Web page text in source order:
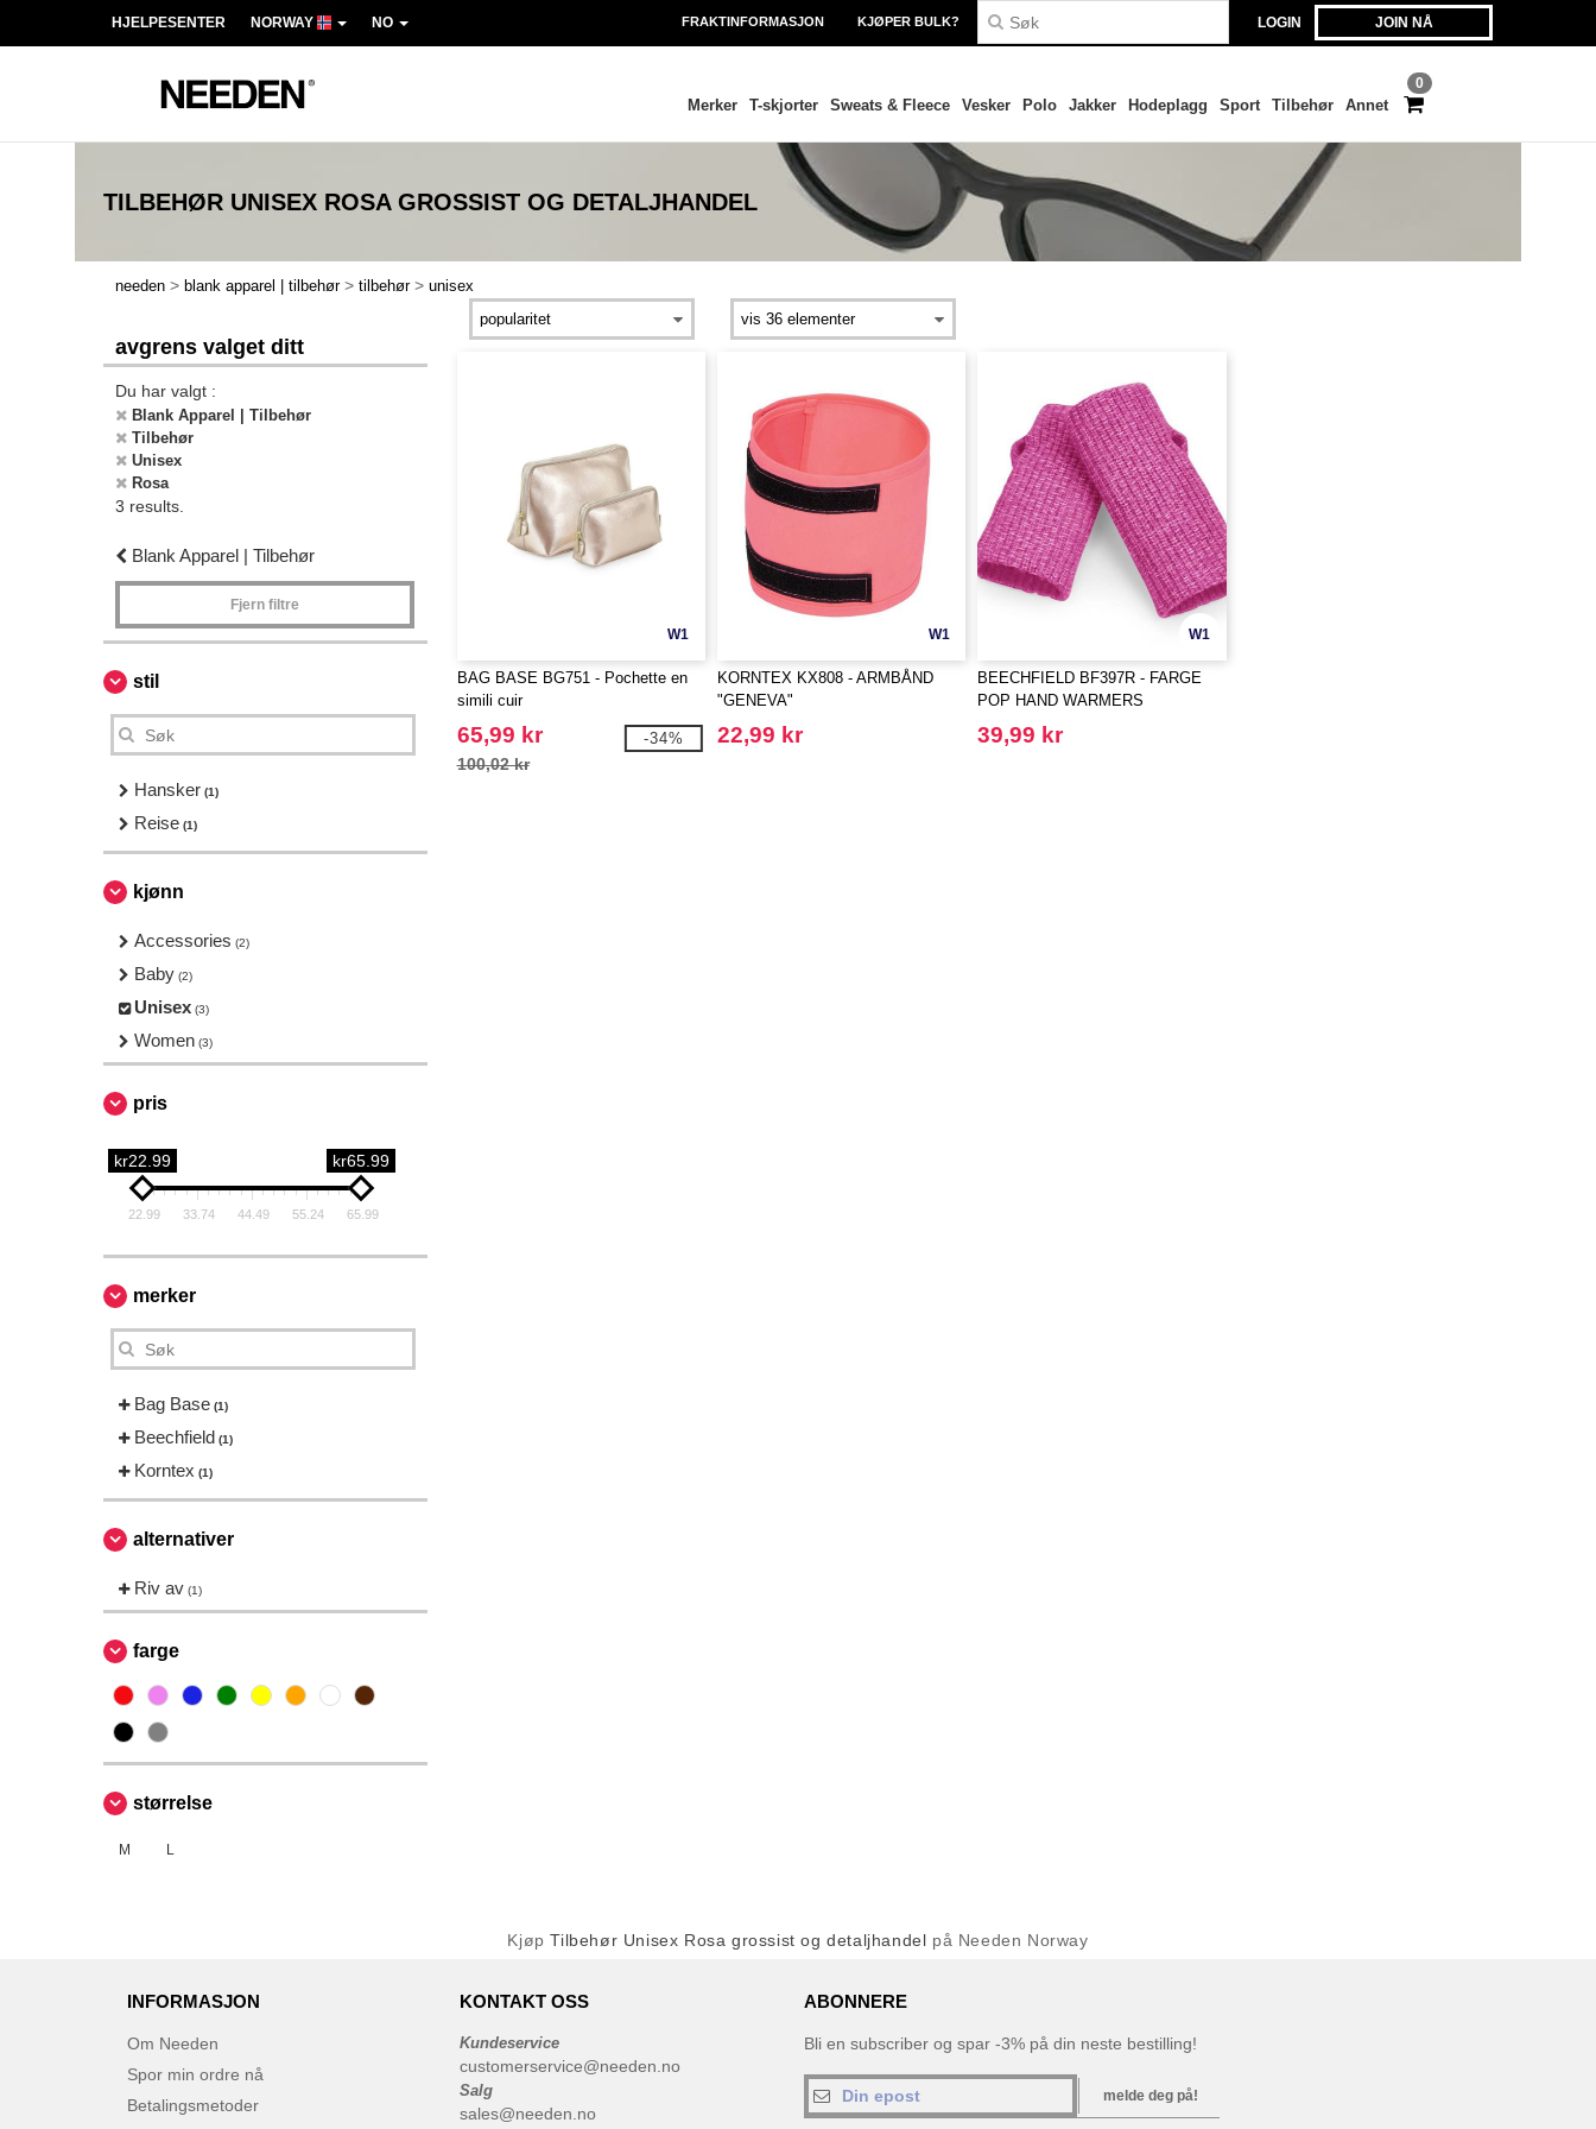
LOGIN JOIN NÅ
HJELPESENTER NORWAY NO FRAKTINFORMASJON KJØPER BULK?
0
Merker T-skjorter Sweats & Fleece Vesker Polo Jakker Hodeplagg Sport Tilbehør Annet
TILBEHØR UNISEX ROSA GROSSIST OG DETALJHANDEL
needen > blank apparel | tilbehør > tilbehør > unisex
avgrens valget ditt
Du har valgt :
Blank Apparel | Tilbehør
Tilbehør
Unisex
Rosa
3 results.
Blank Apparel | Tilbehør
Fjern filtre
stil
Hansker (1)
Reise (1)
kjønn
Accessories (2)
Baby (2)
Unisex (3)
Women (3)
pris
kr22.99 kr65.99
22.99 33.74 44.49 55.24 65.99
merker
Bag Base (1)
Beechfield (1)
Korntex (1)
alternativer
Riv av (1)
farge
størrelse
M L
W1
BAG BASE BG751 - Pochette en
simili cuir
65,99 kr
100,02 kr
-34%
W1
KORNTEX KX808 - ARMBÅND
"GENEVA"
22,99 kr
W1
BEECHFIELD BF397R - FARGE
POP HAND WARMERS
39,99 kr
KjøpTilbehør Unisex Rosa grossist og detaljhandel på Needen Norway
INFORMASJON
Om Needen
Spor min ordre nå
Betalingsmetoder
KONTAKT OSS
Kundeservice
customerservice@needen.no
Salg
sales@needen.no
ABONNERE
Bli en subscriber og spar -3% på din neste bestilling!
melde deg på!